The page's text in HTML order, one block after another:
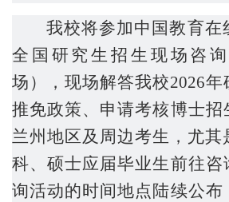
我校将参加中国教育在
全国研究生招生现场咨
场），现场解答我校2026年
推免政策、 申请考核博士招
兰州地区及周边考生，尤其
科、硕士应届毕业生前往咨
询活动的时间地点陆续公布